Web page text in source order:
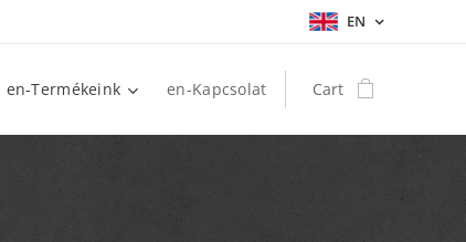
EN
en-Termékeink en-Kapcsolat Cart